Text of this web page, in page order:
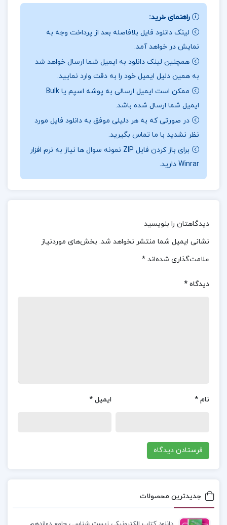
تکامل، به برجسته‌ترین تحولات دانش روان‌شناسی در
طول تاریخ پرداخته می‌شود.
بیشتر
پروژه کده را دنبال کنید.
درباره نویسنده کتاب روانشناسی تکاملی دیوید باس
جلد اول :نویسنده در این کتاب، دیوید باس، تلاش
کرده است تا نخست تحولات عمده نظریه تکامل در طول
تاریخ را بیان کند. این کتاب با نظریه‌های تکاملی پیش
از داروین آغاز می‌شود و تا نسخه‌های جدیدتر نظریه
انتخاب طبیعی که در علوم زیستی امروزی به طور
از تحلیل بدفهمی‌های مرسوم درباره نظریه تکامل،
سرانجام به بررسی بزرگ‌ترین تغییرات در دانش
روان‌شناسی در طول تاریخ می‌پردازد.
موضوع کتاب روانشناسی تکاملی دیوید باس جلد اول :
به دلیل رعایت حقوق کپی‌رایت، نمی‌توانم بخش‌هایی از
از دوران پیش از داروین تا نسخه‌های مدرن‌تر این
روان‌شناسی در طول تاریخ پرداخته و نقش نظریه تکامل
در این تحولات را برجسته کرده است.
کتاب “روانشناسی تکاملی” نوشته دیوید باس، یکی از
منابع مهم در زمینه مطالعه روانشناسی تکاملی است.
راهنمای خرید:
لینک دانلود فایل بلافاصله بعد از پرداخت وجه به
نمایش در خواهد آمد.
همچنین لینک دانلود به ایمیل شما ارسال خواهد شد
به همین دلیل ایمیل خود را به دقت وارد نمایید.
ممکن است ایمیل ارسالی به پوشه اسپم یا Bulk
ایمیل شما ارسال شده باشد.
در صورتی که به هر دلیلی موفق به دانلود فایل مورد
نظر نشدید با ما تماس بگیرید.
برای باز کردن فایل ZIP نمونه سوال ها نیاز به نرم افزار
Winrar دارید.
دیدگاهتان را بنویسید
نشانی ایمیل شما منتشر نخواهد شد. بخش‌های موردنیاز
علامت‌گذاری شده‌اند *
دیدگاه *
نام * ایمیل *
جدیدترین محصولات